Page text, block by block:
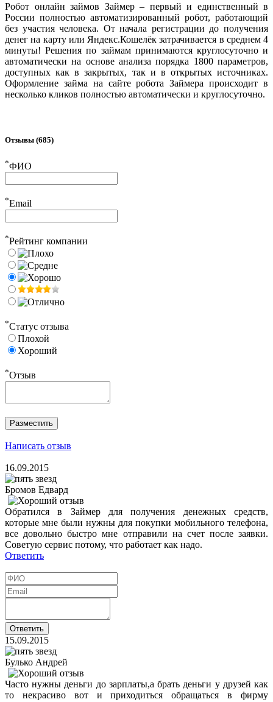
Робот онлайн займов Займер – первый и единственный в
России полностью автоматизированный робот, работающий
без участия человека. От начала регистрации до получения
денег на карту или Яндекс.Кошелёк затрачивается в среднем 4
минуты! Решения по займам принимаются круглосуточно и
автоматически на основе анализа порядка 1800 параметров,
доступных как в закрытых, так и в открытых источниках.
Оформление займа на сайте робота Займера происходит в
несколько кликов полностью автоматически и круглосуточно.
Отзывы (685)
*ФИО
*Email
*Рейтинг компании
*Статус отзыва
Плохой
Хороший
*Отзыв
Написать отзыв
16.09.2015
Бромов Едвард
Обратился в Займер для получения денежных средств,
которые мне были нужны для покупки мобильного телефона,
все довольно быстро мне отправили на счет после заявки.
Советую сервис потому, что работает как надо.
Ответить
15.09.2015
Булько Андрей
Часто нужны деньги до зарплаты,а брать деньги у друзей как
то некрасиво вот и приходиться обращаться в фирму